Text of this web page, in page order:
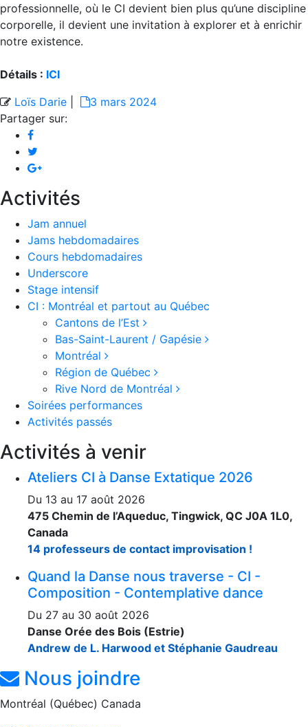
professionnelle, où le CI devient bien plus qu’une discipline
corporelle, il devient une invitation à explorer et à enrichir
notre existence.
Détails : ICI
Loïs Darie
3 mars 2024
Partager sur:
Activités
Jam annuel
Jams hebdomadaires
Cours hebdomadaires
Underscore
Stage intensif
CI : Montréal et partout au Québec
Cantons de l’Est
Bas-Saint-Laurent / Gapésie
Montréal
Région de Québec
Rive Nord de Montréal
Soirées performances
Activités passés
Activités à venir
Ateliers CI à Danse Extatique 2026
Du 13 au 17 août 2026
475 Chemin de l’Aqueduc, Tingwick, QC J0A 1L0,
Canada
14 professeurs de contact improvisation !
Quand la Danse nous traverse - CI -
Composition - Contemplative dance
Du 27 au 30 août 2026
Danse Orée des Bois (Estrie)
Andrew de L. Harwood et Stéphanie Gaudreau
Nous joindre
Montréal (Québec) Canada